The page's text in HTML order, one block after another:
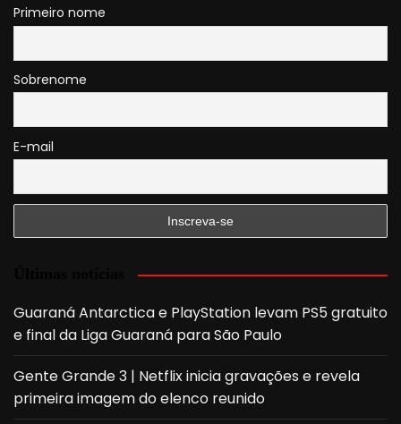
Primeiro nome
Sobrenome
E-mail
Guaraná Antarctica e PlayStation levam PS5 gratuito
e final da Liga Guaraná para São Paulo
Gente Grande 3 | Netflix inicia gravações e revela
primeira imagem do elenco reunido